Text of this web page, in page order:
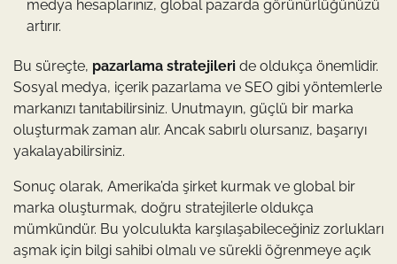
medya hesaplarınız, global pazarda görünürlüğünüzü
artırır.
Bu süreçte, pazarlama stratejileri de oldukça önemlidir.
Sosyal medya, içerik pazarlama ve SEO gibi yöntemlerle
markanızı tanıtabilirsiniz. Unutmayın, güçlü bir marka
oluşturmak zaman alır. Ancak sabırlı olursanız, başarıyı
yakalayabilirsiniz.
Sonuç olarak, Amerika’da şirket kurmak ve global bir
marka oluşturmak, doğru stratejilerle oldukça
mümkündür. Bu yolculukta karşılaşabileceğiniz zorlukları
aşmak için bilgi sahibi olmalı ve sürekli öğrenmeye açık